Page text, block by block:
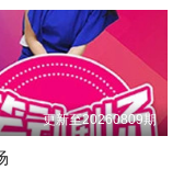
20250111
20250201
更新至20260809期